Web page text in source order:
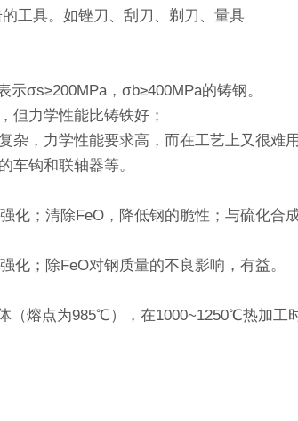
工具。如锉刀、刮刀、剃刀、量具
示σs≥200MPa，σb≥400MPa的铸钢。
但力学性能比铸铁好；
杂，力学性能要求高，而在工艺上又很难
车钩和联轴器等。
化；清除FeO，降低钢的脆性；与硫化合
化；除FeO对钢质量的不良影响，有益。
（熔点为985℃），在1000~1250℃热加工